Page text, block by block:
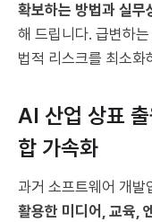
확보하는 방법과 실무
해 드립니다. 급변하
법적 리스크를 최소화
AI 산업 상표
합 가속화
과거 소프트웨어 개발
활용한 미디어, 교육,